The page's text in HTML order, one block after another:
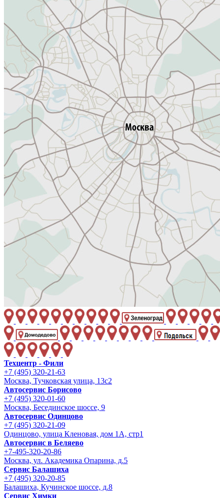
Техцентр - Фили
+7 (495) 320-21-63
Москва, Тучковская улица, 13с2
Автосервис Борисово
+7 (495) 320-01-60
Москва, Бесединское шоссе, 9
Автосервис Одинцово
+7 (495) 320-21-09
Одинцово, улица Кленовая, дом 1А, стр1
Автосервис в Беляево
+7-495-320-20-86
Москва, ул. Академика Опарина, д.5
Сервис Балашиха
+7 (495) 320-20-85
Балашиха, Кучинское шоссе, д.8
Сервис Химки